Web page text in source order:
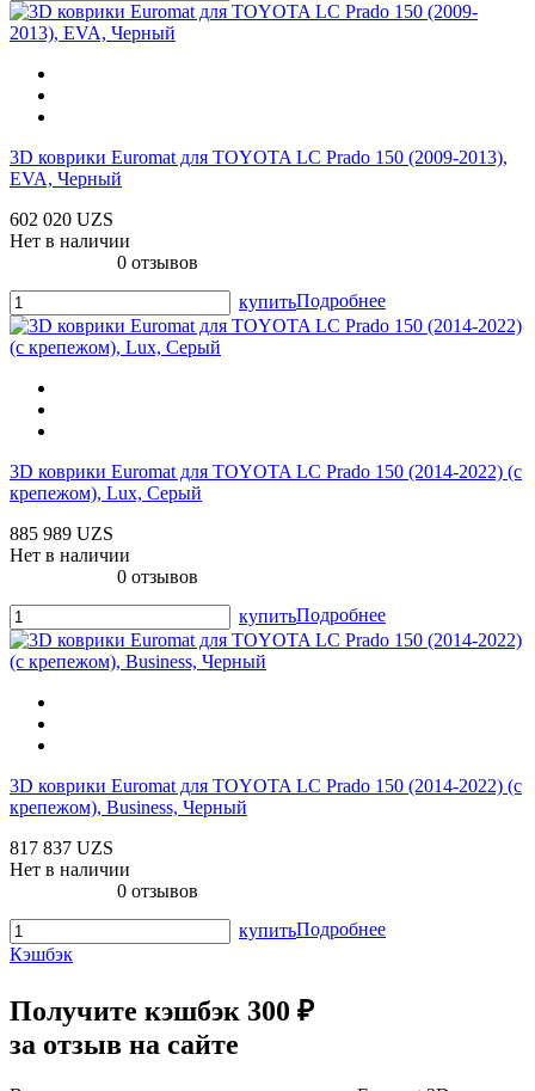
3D коврики Euromat для TOYOTA LС Prado 150 (2009-2013),
EVA, Черный
602 020 UZS
Нет в наличии
0 отзывов
купитьПодробнее
3D коврики Euromat для TOYOTA LС Prado 150 (2014-2022) (с
крепежом), Lux, Серый
885 989 UZS
Нет в наличии
0 отзывов
купитьПодробнее
3D коврики Euromat для TOYOTA LС Prado 150 (2014-2022) (с
крепежом), Business, Черный
817 837 UZS
Нет в наличии
0 отзывов
купитьПодробнее
Кэшбэк
Получите кэшбэк 300 ₽
за отзыв на сайте